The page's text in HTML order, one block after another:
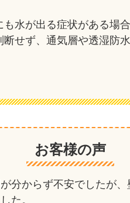
水が出る症状がある場
せず、通気層や透湿防
お客様の声
分からず不安でしたが
た。